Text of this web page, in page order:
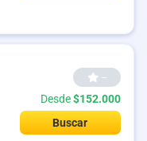
--
Desde$152.000
Buscar